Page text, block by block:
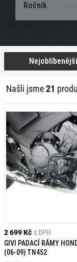
Ročník
Našli jsme21
Nejoblíbenější
2 699 Kč s DPH
GIVI PADACÍ RÁMY
(06-09) TN452